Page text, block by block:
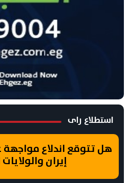
استطلاع راى
هل تتوقع اندلاع
إيران